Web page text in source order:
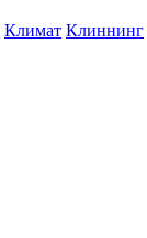
Климат Клиннинг